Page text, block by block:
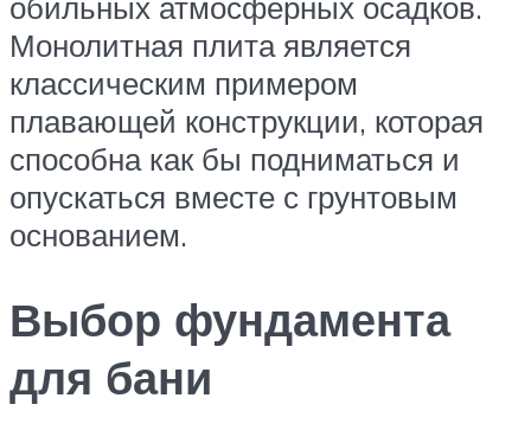
Монолитная плита является
классическим примером
плавающей конструкции, которая
способна как бы подниматься и
опускаться вместе с грунтовым
основанием.
Выбор фундамента
для бани